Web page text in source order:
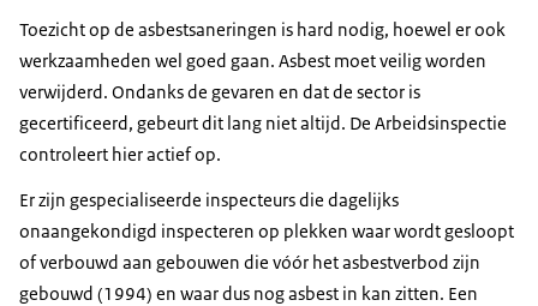
Toezicht op de asbestsaneringen is hard nodig, hoewel er ook
werkzaamheden wel goed gaan. Asbest moet veilig worden
verwijderd. Ondanks de gevaren en dat de sector is
gecertificeerd, gebeurt dit lang niet altijd. De Arbeidsinspectie
controleert hier actief op.
Er zijn gespecialiseerde inspecteurs die dagelijks
onaangekondigd inspecteren op plekken waar wordt gesloopt
of verbouwd aan gebouwen die vóór het asbestverbod zijn
gebouwd (1994) en waar dus nog asbest in kan zitten. Een